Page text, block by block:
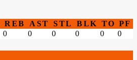
REB AST STL BLK TO PF
0 0 0 0 0 0